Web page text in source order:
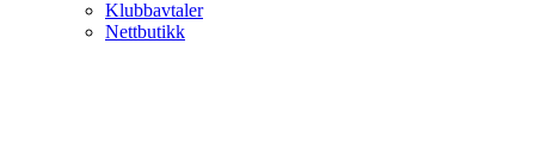
Klubbavtaler
Nettbutikk